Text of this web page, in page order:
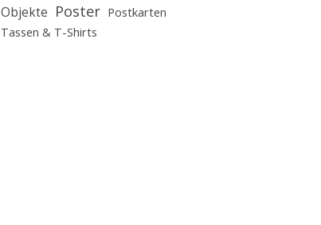
Objekte Poster Postkarten
Tassen & T-Shirts